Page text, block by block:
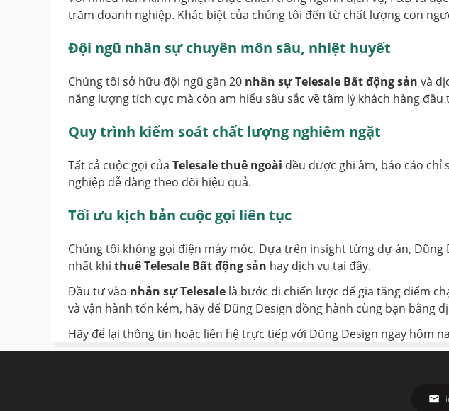
trăm doanh nghiệp. Khác biệt của chúng tôi đến từ chất lượng con
Đội ngũ nhân sự chuyên môn sâu, nhiệt huyết
Chúng tôi sở hữu đội ngũ gần 20 nhân sự Telesale Bất động sản và
năng lượng tích cực mà còn am hiểu sâu sắc về tâm lý khách hàng
Quy trình kiểm soát chất lượng nghiêm ngặt
Tất cả cuộc gọi của Telesale thuê ngoài đều được ghi âm, báo cáo
nghiệp dễ dàng theo dõi hiệu quả.
Tối ưu kịch bản cuộc gọi liên tục
Chúng tôi không gọi điện máy móc. Dựa trên insight từng dự án,
nhất khi thuê Telesale Bất động sản hay dịch vụ tại đây.
Đầu tư vào nhân sự Telesale là bước đi chiến lược để gia tăng điểm
và vận hành tốn kém, hãy để Dũng Design đồng hành cùng bạn bằng
Hãy để lại thông tin hoặc liên hệ trực tiếp với Dũng Design ngay hôm